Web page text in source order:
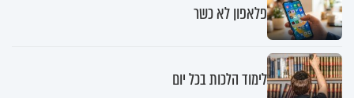
פלאפון לא כשר
לימוד הלכות בכל יום